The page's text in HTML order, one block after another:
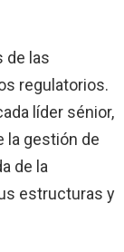
de las
regulatorios.
líder sénior,
la gestión de
de la
estructuras y